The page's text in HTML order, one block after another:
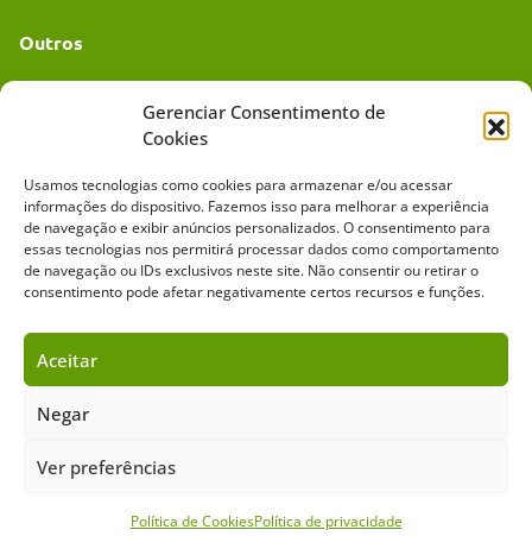
Gerenciar Consentimento de
Cookies
Usamos tecnologias como cookies para armazenar e/ou acessar
informações do dispositivo. Fazemos isso para melhorar a experiência
de navegação e exibir anúncios personalizados. O consentimento para
essas tecnologias nos permitirá processar dados como comportamento
de navegação ou IDs exclusivos neste site. Não consentir ou retirar o
consentimento pode afetar negativamente certos recursos e funções.
Aceitar
Negar
Ver preferências
Política de CookiesPolítica de privacidade
Outros
Mídia Kit
Sobre o Cavalus Leilões Anuncie
Copyright ©️ 2026 • Grupo Cavalus de Comunicação. Todos os direitos
Política de Privacidade | Termos de Serviço